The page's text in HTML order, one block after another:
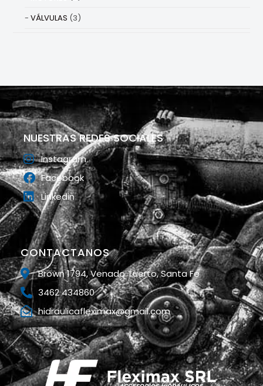
VÁLVULAS (3)
CONTACTANOS
Brown 1794, Venado Tuerto, Santa Fe
3462 434860
hidraulicafleximax@gmail.com
NUESTRAS REDES SOCIALES
Instagram
Facebook
Linkedin